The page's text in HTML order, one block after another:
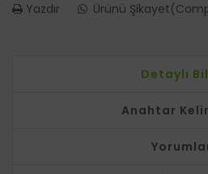
Yazdır Ürünü
Detaylı
Anahtar